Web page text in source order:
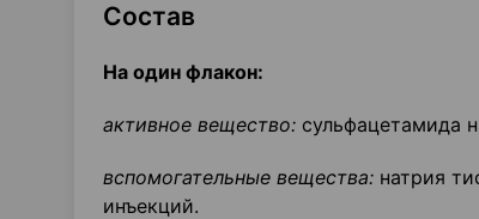
Состав
На один флакон:
активное вещество: сульфацетамида
вспомогательные вещества: натрия
инъекций.